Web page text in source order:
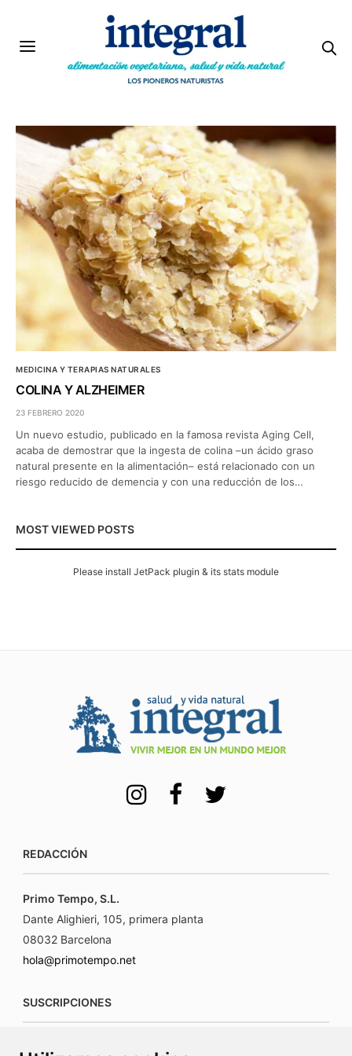
MEDICINA Y TERAPIAS NATURALES
COLINA Y ALZHEIMER
23 FEBRERO 2020
Un nuevo estudio, publicado en la famosa revista Aging Cell,
acaba de demostrar que la ingesta de colina –un ácido graso
natural presente en la alimentación– está relacionado con un
riesgo reducido de demencia y con una reducción de los…
MOST VIEWED POSTS
Please install JetPack plugin & its stats module
REDACCIÓN
Primo Tempo, S.L.
Dante Alighieri, 105, primera planta
08032 Barcelona
hola@primotempo.net
SUSCRIPCIONES